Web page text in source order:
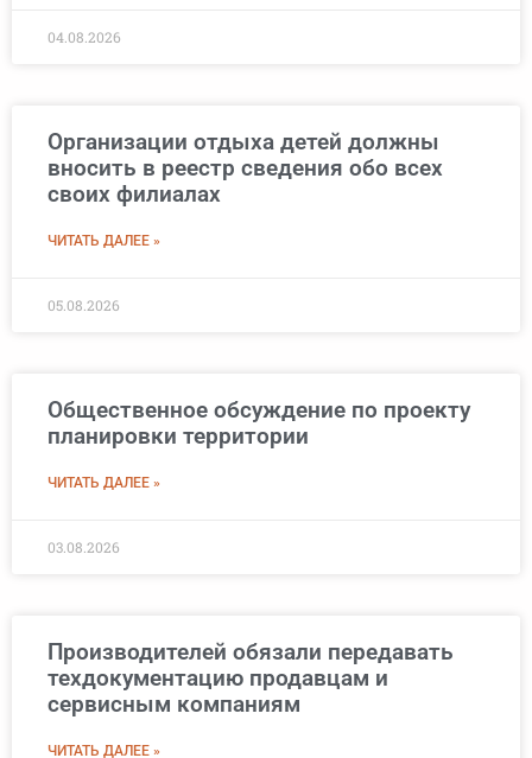
04.08.2026
Организации отдыха детей должны
вносить в реестр сведения обо всех
своих филиалах
ЧИТАТЬ ДАЛЕЕ »
05.08.2026
Общественное обсуждение по проекту
планировки территории
ЧИТАТЬ ДАЛЕЕ »
03.08.2026
Производителей обязали передавать
техдокументацию продавцам и
сервисным компаниям
ЧИТАТЬ ДАЛЕЕ »